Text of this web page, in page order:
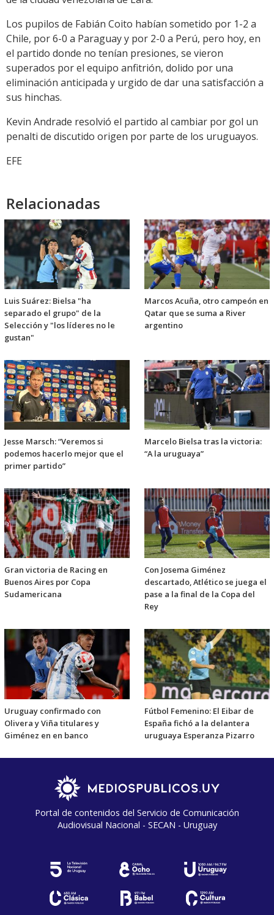
Los pupilos de Fabián Coito habían sometido por 1-2 a
Chile, por 6-0 a Paraguay y por 2-0 a Perú, pero hoy, en
el partido donde no tenían presiones, se vieron
superados por el equipo anfitrión, dolido por una
eliminación anticipada y urgido de dar una satisfacción a
sus hinchas.
Kevin Andrade resolvió el partido al cambiar por gol un
penalti de discutido origen por parte de los uruguayos.
EFE
Relacionadas
Luis Suárez: Bielsa "ha
separado el grupo" de la
Selección y "los líderes no le
gustan"
Marcos Acuña, otro campeón en
Qatar que se suma a River
argentino
Jesse Marsch: “Veremos si
podemos hacerlo mejor que el
primer partido”
Marcelo Bielsa tras la victoria:
“A la uruguaya”
Gran victoria de Racing en
Buenos Aires por Copa
Sudamericana
Con Josema Giménez
descartado, Atlético se juega el
pase a la final de la Copa del
Rey
Uruguay confirmado con
Olivera y Viña titulares y
Giménez en en banco
Fútbol Femenino: El Eibar de
España fichó a la delantera
uruguaya Esperanza Pizarro
Portal de contenidos del Servicio de Comunicación
Audiovisual Nacional - SECAN - Uruguay